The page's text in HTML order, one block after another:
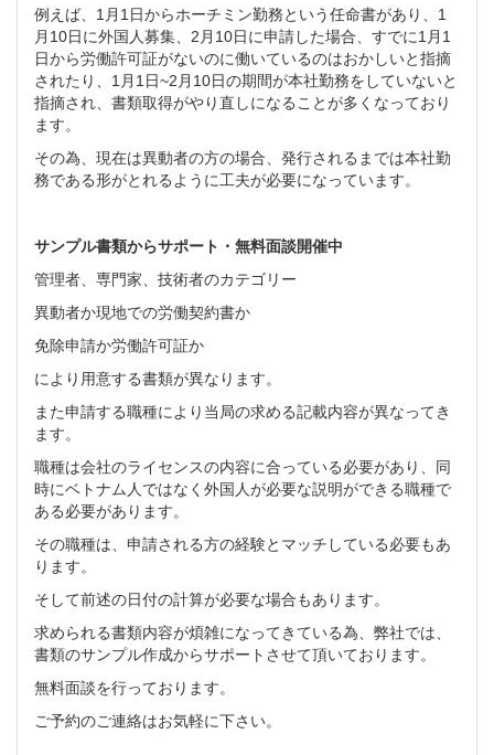
例えば、1月1日からホーチミン勤務という任命書があり、1
月10日に外国人募集、2月10日に申請した場合、すでに1月1
日から労働許可証がないのに働いているのはおかしいと指摘
されたり、1月1日~2月10日の期間が本社勤務をしていないと
指摘され、書類取得がやり直しになることが多くなっており
ます。
その為、現在は異動者の方の場合、発行されるまでは本社勤
務である形がとれるように工夫が必要になっています。
サンプル書類からサポート・無料面談開催中
管理者、専門家、技術者のカテゴリー
異動者か現地での労働契約書か
免除申請か労働許可証か
により用意する書類が異なります。
また申請する職種により当局の求める記載内容が異なってき
ます。
職種は会社のライセンスの内容に合っている必要があり、同
時にベトナム人ではなく外国人が必要な説明ができる職種で
ある必要があります。
その職種は、申請される方の経験とマッチしている必要もあ
ります。
そして前述の日付の計算が必要な場合もあります。
求められる書類内容が煩雑になってきている為、弊社では、
書類のサンプル作成からサポートさせて頂いております。
無料面談を行っております。
ご予約のご連絡はお気軽に下さい。